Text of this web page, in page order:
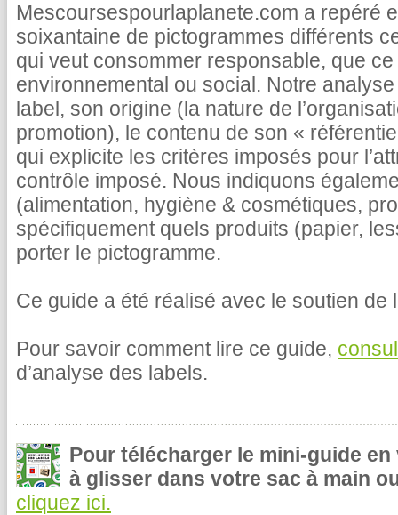
Mescoursespourlaplanete.com a repéré
soixantaine de pictogrammes différents
qui veut consommer responsable, que ce
environnemental ou social. Notre
label, son origine (la nature de
promotion), le contenu de son «
qui explicite les critères imposés pour
contrôle imposé. Nous indiquons
(alimentation, hygiène & cosmétiques,
spécifiquement quels produits (papier,
porter le pictogramme.
Ce guide a été réalisé avec le soutien de
Pour savoir comment lire ce guide,
d’analyse des labels.
Pour télécharger le mini-guide
à glisser dans votre sac à main
cliquez ici.